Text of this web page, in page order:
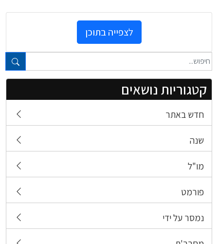
טקסט חופשי...
קטגוריות נושאים
חדש באתר
שנה
מו"ל
פורמט
נמסר על ידי
לצפייה בתוכן